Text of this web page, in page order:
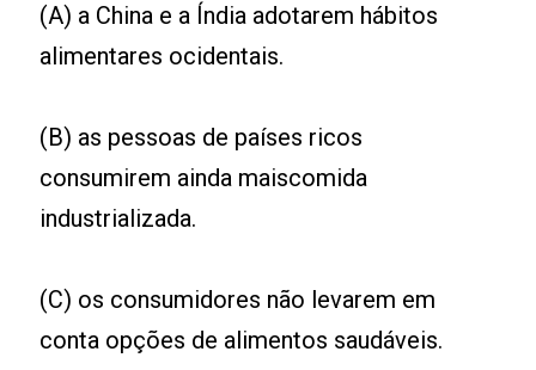
(A) a China e a Índia adotarem hábitos
alimentares ocidentais.
(B) as pessoas de países ricos
consumirem ainda maiscomida
industrializada.
(C) os consumidores não levarem em
conta opções de alimentos saudáveis.